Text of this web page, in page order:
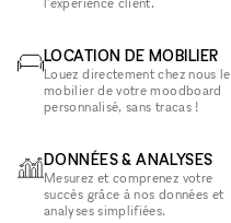
LOCATION DE MOBILIER
Louez directement chez nous le
mobilier de votre moodboard
personnalisé, sans tracas !
DONNÉES & ANALYSES
Mesurez et comprenez votre
succès grâce à nos données et
analyses simplifiées.